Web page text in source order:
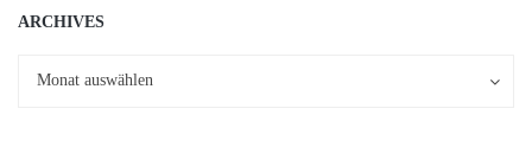
ARCHIVES
Monat auswählen